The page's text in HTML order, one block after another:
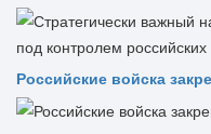
Российские войска